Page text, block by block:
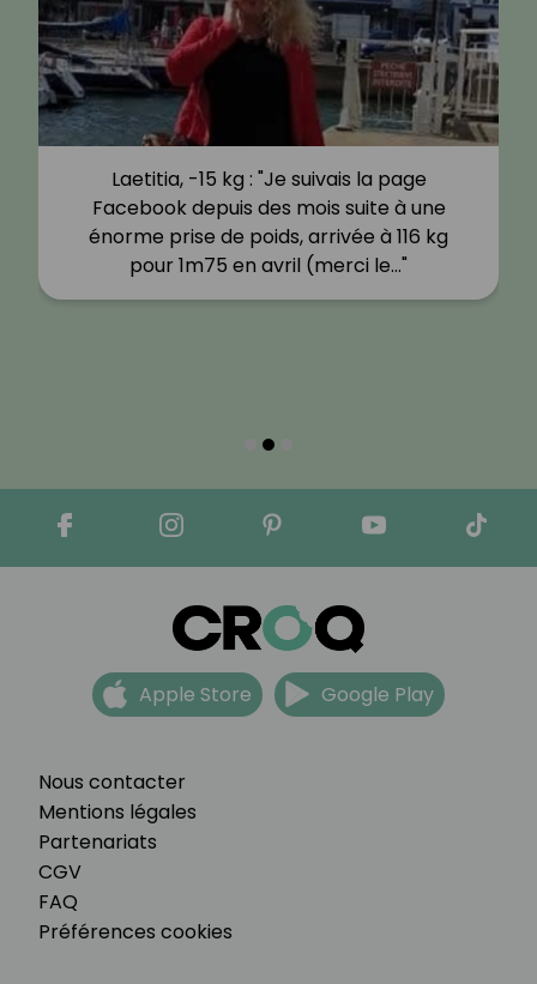
Laetitia, -15 kg : "Je suivais la page
Facebook depuis des mois suite à une
énorme prise de poids, arrivée à 116 kg
pour 1m75 en avril (merci le…"
Nous contacter
Mentions légales
Partenariats
CGV
FAQ
Préférences cookies
Apple Store Google Play